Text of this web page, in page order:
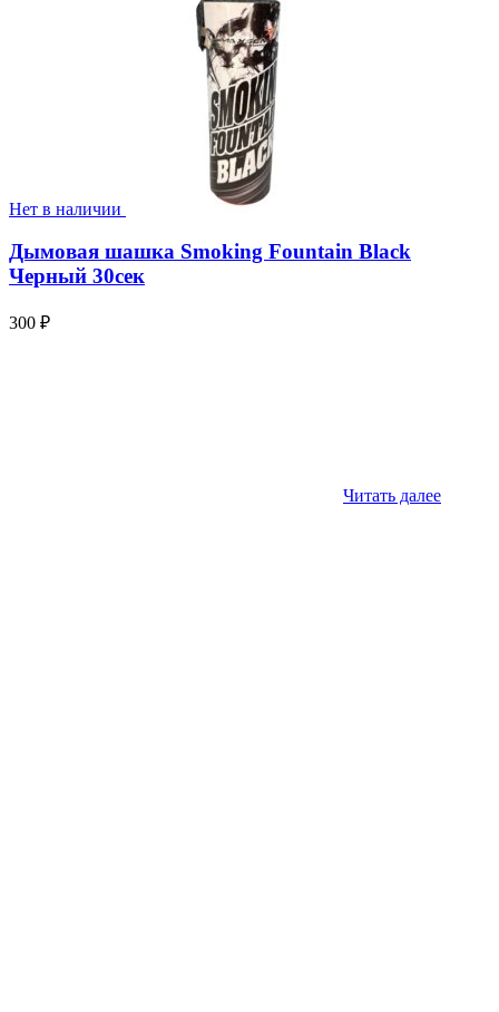
Нет в наличии
Дымовая шашка Smoking Fountain Black
Черный 30сек
300 ₽
Читать далее